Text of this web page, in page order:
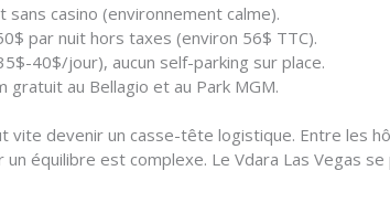
casino (environnement calme).
par nuit hors taxes (environ 56$ TTC).
40$/jour), aucun self-parking sur place.
gratuit au Bellagio et au Park MGM.
vite devenir un casse-tête logistique. Entre les
équilibre est complexe. Le Vdara Las Vegas